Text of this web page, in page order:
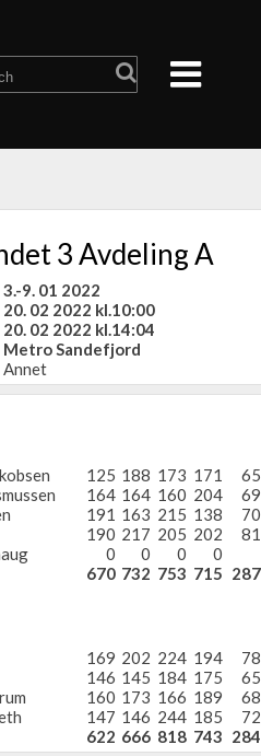
3 Avdeling A
3.-9. 01 2022
20. 02 2022 kl.10:00
20. 02 2022 kl.14:04
Metro Sandefjord
Annet
125 188 173 171
164 164 160 204
191 163 215 138
190 217 205 202
0 0 0
0
670 732 753 715
169 202 224 194
146 145 184 175
160 173 166 189
147 146 244 185
622 666 818 743